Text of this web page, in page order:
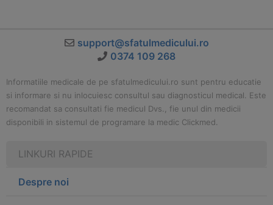
support@sfatulmedicului.ro
0374 109 268
Informatiile medicale de pe sfatulmedicului.ro sunt pentru educatie
si informare si nu inlocuiesc consultul sau diagnosticul medical. Este
recomandat sa consultati fie medicul Dvs., fie unul din medicii
disponibili in sistemul de programare la medic Clickmed.
LINKURI RAPIDE
Despre noi